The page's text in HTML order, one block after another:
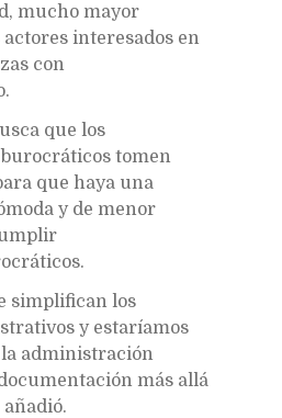
mucho mayor
interesados en
con
que los
tomen
que haya una
y de menor
simplifican los
y estaríamos
administración
más allá
añadió.